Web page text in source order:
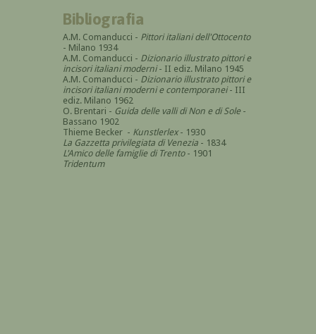
Bibliografia
A.M. Comanducci - Pittori italiani dell'Ottocento
- Milano 1934
A.M. Comanducci - Dizionario illustrato pittori e
incisori italiani moderni- II ediz. Milano 1945
A.M. Comanducci - Dizionario illustrato pittori e
incisori italiani moderni e contemporanei- III
ediz. Milano 1962
O. Brentari - Guida delle valli di Non e di Sole -
Bassano 1902
Thieme Becker - Kunstlerlex- 1930
La Gazzetta privilegiata di Venezia - 1834
L'Amico delle famiglie di Trento- 1901
Tridentum